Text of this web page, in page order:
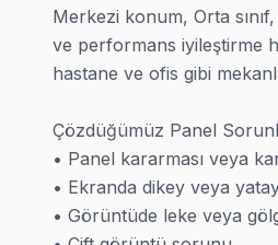
İstanbul Diğer İlçe
· Arnavutköy Servisi
· Ataşehir Servisi
· Avcılar Servisi
· Bağcılar Servisi
· Bayrampaşa Servisi
Merkezi konum, Orta
ve performans iyileştirme
hastane ve ofis gibi
Çözdüğümüz Panel
• Panel kararması veya
• Ekranda dikey veya
• Görüntüde leke veya